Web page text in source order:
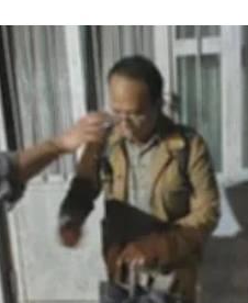
TNG– Bandung –
pergantian tahun
restoran all you can eat
All You Can Eat Bandung
...